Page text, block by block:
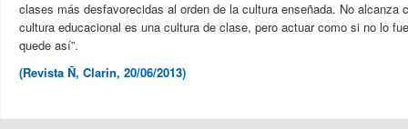
clases más desfavorecidas al orden de la cultura enseñada. No alcanza
cultura educacional es una cultura de clase, pero actuar como si no lo
quede así”.
(Revista Ñ, Clarin, 20/06/2013)